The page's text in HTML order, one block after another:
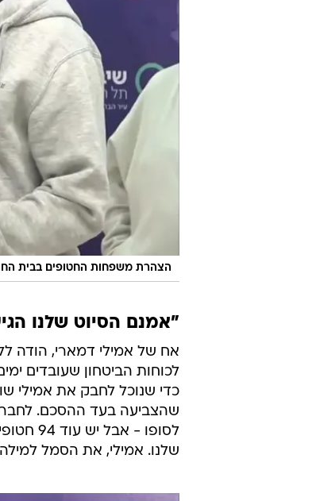
הצהרת משפחות החטופים בבית החולים שיבא,
"אמנם הסיוט שלנו
אח של אמילי דמארי, הודה
לכוחות הביטחון שעובדים
כדי שנוכל לחבק את אמילי
שהצביעה בעד ההסכם.
לסופו
שלנו. אמילי, את הסמל